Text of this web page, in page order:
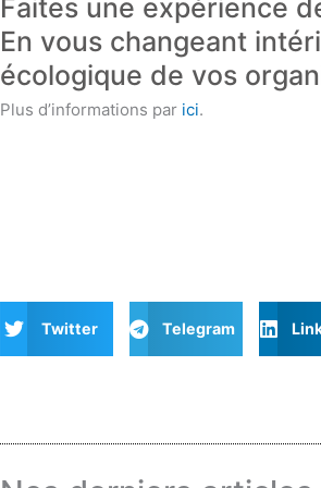
Faites une expérience
En vous changeant
écologique de vos
Plus d’informations par ici.
Twitter Telegram